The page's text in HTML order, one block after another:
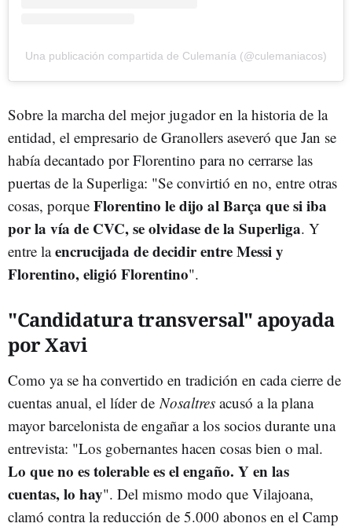
Una publicación compartida de Culemanía (@culemaniacos)
Sobre la marcha del mejor jugador en la historia de la
entidad, el empresario de Granollers aseveró que Jan se
había decantado por Florentino para no cerrarse las
puertas de la Superliga: "Se convirtió en no, entre otras
cosas, porque Florentino le dijo al Barça que si iba
por la vía de CVC, se olvidase de la Superliga. Y
entre laencrucijada de decidir entre Messi y
Florentino, eligió Florentino".
"Candidatura transversal" apoyada
por Xavi
Como ya se ha convertido en tradición en cada cierre de
cuentas anual, el líder de Nosaltres acusó a la plana
mayor barcelonista de engañar a los socios durante una
entrevista: "Los gobernantes hacen cosas bien o mal.
Lo que no es tolerable es el engaño. Y en las
cuentas, lo hay". Del mismo modo que Vilajoana,
clamó contra la reducción de 5.000 abonos en el Camp